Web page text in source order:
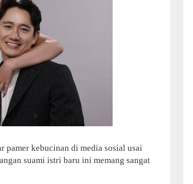
pamer kebucinan di media sosial usai
suami istri baru ini memang sangat